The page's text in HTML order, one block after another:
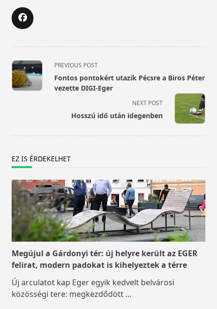
<span
class="nav-
subtitle
PREVIOUS POST
Fontos pontokért utazik Pécsre a Biros Péter
vezette DIGI-Eger
NEXT POST
Hosszú idő után idegenben
EZ IS ÉRDEKELHET
Megújul a Gárdonyi tér: új helyre került az EGER
felirat, modern padokat is kihelyeztek a térre
Új arculatot kap Eger egyik kedvelt belvárosi
közösségi tere: megkezdődött ...